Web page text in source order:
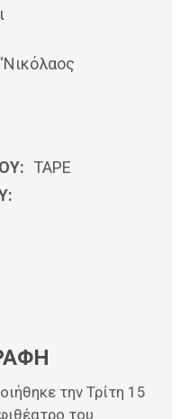
ΤΑΡΕ
την Τρίτη 15
του